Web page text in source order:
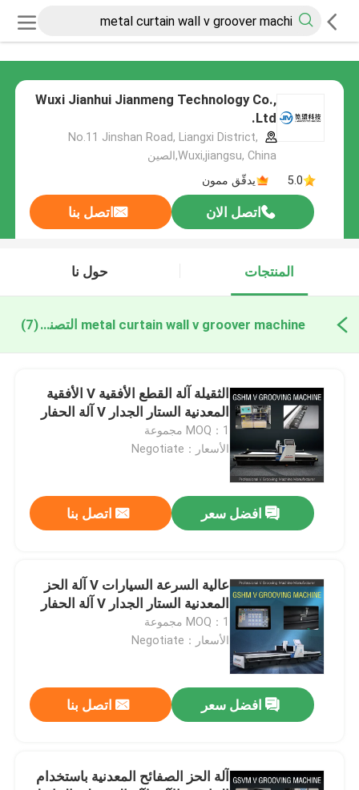
Wuxi Jianhui Jianmeng Technology Co.,
Ltd.
No.11 Jinshan Road, Liangxi District,
Wuxi,jiangsu, China,الصين
5.0
يدقّق ممون
اتصل الان اتصل بنا
المنتجات حول نا
metal curtain wall v groover machine التصنيع عبر الإنترنت(7)
الثقيلة آلة القطع الأفقية V الأفقية
المعدنية الستار الجدار V آلة الحفار
MOQ：1 مجموعة
الأسعار：Negotiate
افضل سعر اتصل بنا
عالية السرعة السيارات V آلة الحز
المعدنية الستار الجدار V آلة الحفار
MOQ：1 مجموعة
الأسعار：Negotiate
افضل سعر اتصل بنا
آلة الحز الصفائح المعدنية باستخدام